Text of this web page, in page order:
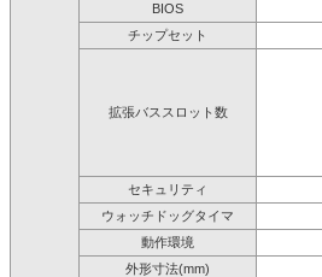
BIOS
チップセット
拡張バススロット数
セキュリティ
ウォッチドッグタイマ
動作環境
外形寸法(mm)